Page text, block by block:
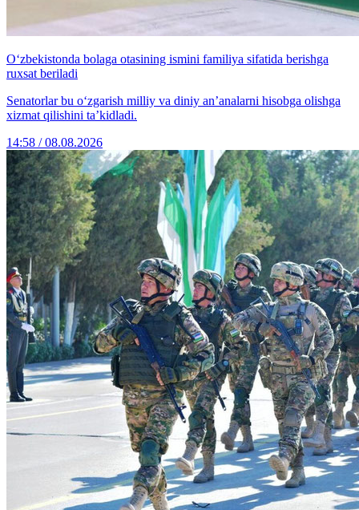
O‘zbekistonda bolaga otasining ismini familiya sifatida berishga
ruxsat beriladi
Senatorlar bu o‘zgarish milliy va diniy an’analarni hisobga olishga
xizmat qilishini ta’kidladi.
14:58 / 08.08.2026